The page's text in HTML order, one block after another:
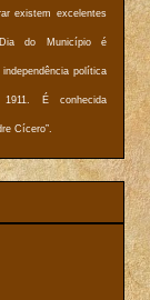
existem excelentes
do Município é
política
É conhecida
Cícero”.